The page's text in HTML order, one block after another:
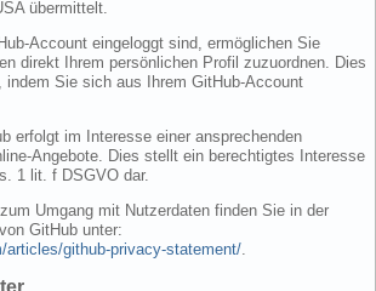
übermittelt.
Account eingeloggt sind, ermöglichen Sie
direkt Ihrem persönlichen Profil zuzuordnen. Dies
indem Sie sich aus Ihrem GitHub-Account
erfolgt im Interesse einer ansprechenden
Angebote. Dies stellt ein berechtigtes Interesse
1 lit. f DSGVO dar.
Umgang mit Nutzerdaten finden Sie in der
GitHub unter:
articles/github-privacy-statement/